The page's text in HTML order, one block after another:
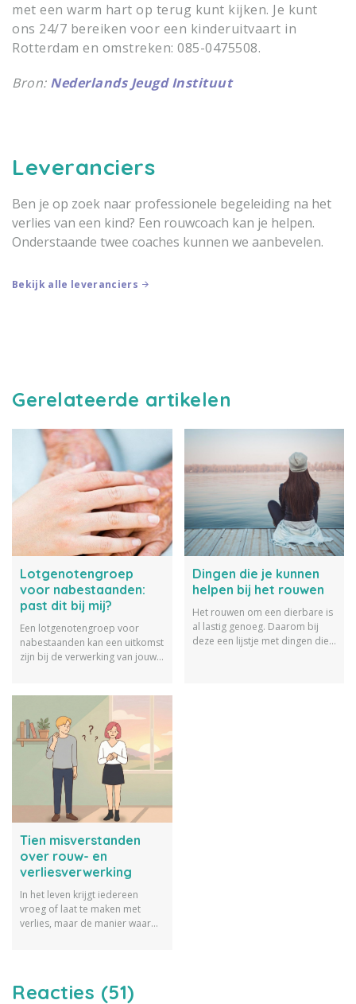
met een warm hart op terug kunt kijken. Je kunt
ons 24/7 bereiken voor een kinderuitvaart in
Rotterdam en omstreken: 085-0475508.
Bron: Nederlands Jeugd Instituut
Leveranciers
Ben je op zoek naar professionele begeleiding na het
verlies van een kind? Een rouwcoach kan je helpen.
Onderstaande twee coaches kunnen we aanbevelen.
Bekijk alle leveranciers
Gerelateerde artikelen
Lotgenotengroep
voor nabestaanden:
past dit bij mij?
Een lotgenotengroep voor
nabestaanden kan een uitkomst
zijn bij de verwerking van jouw
inhoudt en ontdek of dit bij je
past of niet.
Dingen die je kunnen
helpen bij het rouwen
Het rouwen om een dierbare is
al lastig genoeg. Daarom bij
deze een lijstje met dingen die
Tien misverstanden
over rouw- en
verliesverwerking
In het leven krijgt iedereen
vroeg of laat te maken met
verlies, maar de manier waarop
dit artikel doorbreken we tien
Reacties (51)